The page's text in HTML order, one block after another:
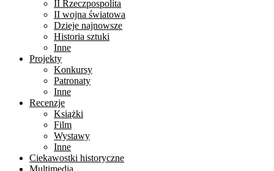
II Rzeczpospolita
II wojna światowa
Dzieje najnowsze
Historia sztuki
Inne
Projekty
Konkursy
Patronaty
Inne
Recenzje
Książki
Film
Wystawy
Inne
Ciekawostki historyczne